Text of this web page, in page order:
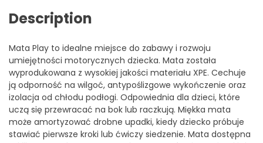
Description
Mata Play to idealne miejsce do zabawy i rozwoju
umiejętności motorycznych dziecka. Mata została
wyprodukowana z wysokiej jakości materiału XPE. Cechuje
ją odporność na wilgoć, antypoślizgowe wykończenie oraz
izolacja od chłodu podłogi. Odpowiednia dla dzieci, które
uczą się przewracać na bok lub raczkują. Miękka mata
może amortyzować drobne upadki, kiedy dziecko próbuje
stawiać pierwsze kroki lub ćwiczy siedzenie. Mata dostępna